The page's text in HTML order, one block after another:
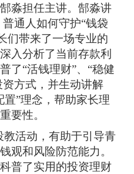
淼担任主讲。郜淼讲
通人如何守护“钱袋
们带来了一场专业的
入分析了当前存款利
了“活钱理财”、“稳健
资方式，并生动讲解
”理念，帮助家长理
要性。
活动，有助于引导青
观和风险防范能力。
普了实用的投资理财